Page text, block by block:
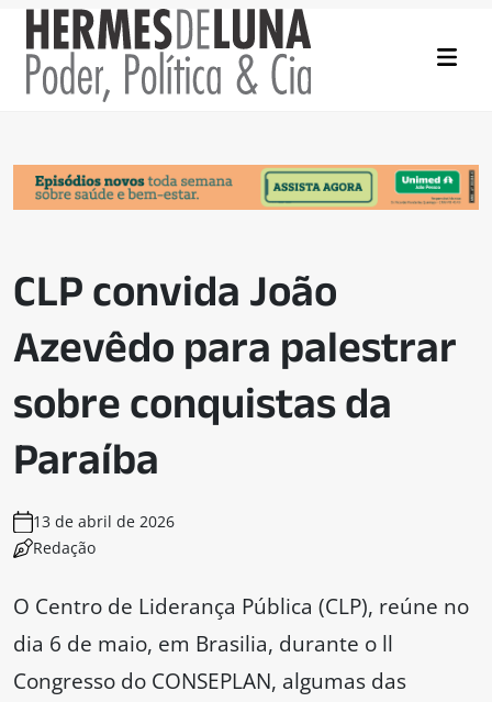
CLP convida João
Azevêdo para palestrar
sobre conquistas da
Paraíba
13 de abril de 2026
Redação
O Centro de Liderança Pública (CLP), reúne no
dia 6 de maio, em Brasilia, durante o ll
Congresso do CONSEPLAN, algumas das